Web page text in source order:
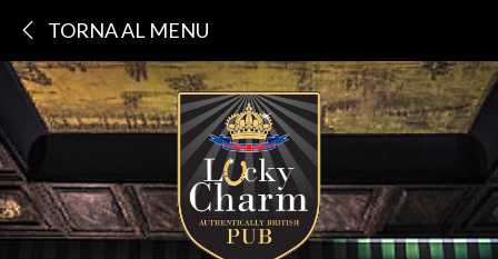
TORNA AL MENU